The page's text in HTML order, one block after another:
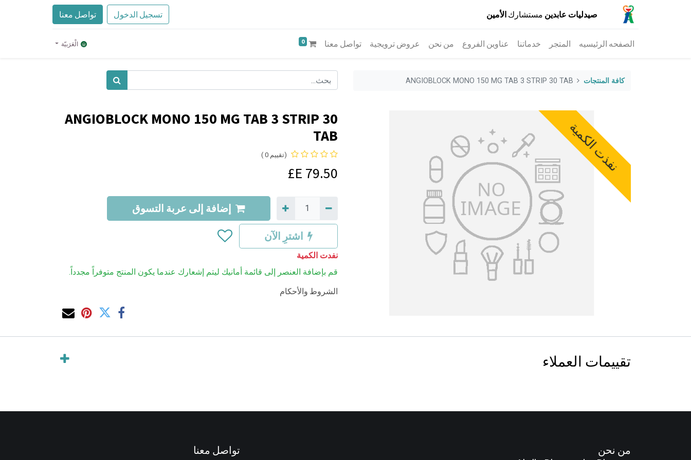
صيدليات عابدين مستشارك الأمين تسجيل الدخول تواصل معنا
الصفحه الرئيسيه المتجر خدماتنا عناوين الفروع من نحن عروض ترويجية تواصل معنا 0 الْعَرَبيّة
كافة المنتجات ANGIOBLOCK MONO 150 MG TAB 3 STRIP 30 TAB
نفذت الكمية
ANGIOBLOCK MONO 150 MG TAB 3 STRIP 30
TAB
(تقييم 0 )
79.50
إضافة إلى عربة التسوق
اشترِ الآن
نفدت الكمية
قم بإضافة العنصر إلى قائمة أمانيك ليتم إشعارك عندما يكون المنتج متوفراً مجدداً.
الشروط والأحكام
تقييمات العملاء
من نحن
تواصل معنا